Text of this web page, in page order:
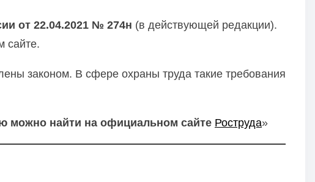
от 22.04.2021 № 274н (в действующей редакции).
сайте.
законом. В сфере охраны труда такие требования
можно найти на официальном сайте Роструда»